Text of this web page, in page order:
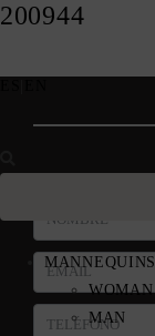
MANNEQUINS
WOMAN
MAN
200944